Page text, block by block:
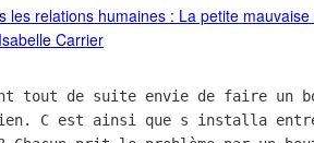
tout de suite envie de faire un
C est ainsi que s installa